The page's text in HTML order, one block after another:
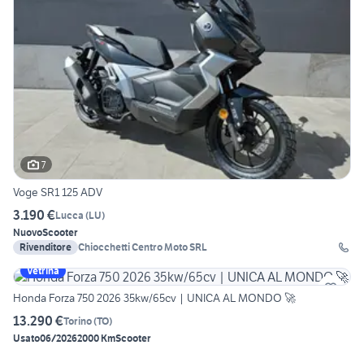
7
Voge SR1 125 ADV
3.190 €Lucca (LU)
NuovoScooter
Rivenditore Chiocchetti Centro Moto SRL
Vetrina
Honda Forza 750 2026 35kw/65cv | UNICA AL MONDO 🚀
13.290 €Torino(TO)
Usato06/20262000 KmScooter